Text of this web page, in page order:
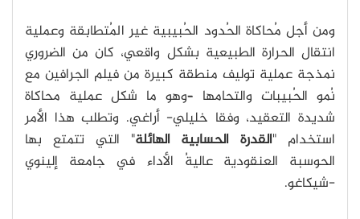
ومن أجل مُحاكاة الحُدود الحُبيبية غير المُتطابقة وعملية
انتقال الحرارة الطبيعية بشكل واقعي، كان من الضروري
نمذجة عملية توليف منطقة كبيرة من فيلم الجرافين مع
نُمو الحُبيبات والتحامها –وهو ما شكل عملية محاكاة
شديدة التعقيد، وفقا خليلي- أراغي. وتطلب هذا الأمر
استخدام "القدرة الحسابية الهائلة" التي تتمتع بها
الحوسبة العنقودية عاليةُ الأداء في جامعة إلينوي
-شيكاغو.